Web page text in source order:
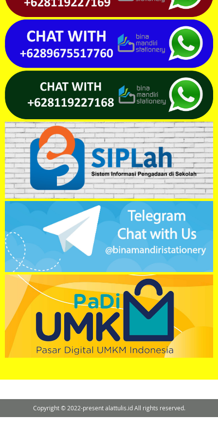
Copyright © 2022-present alattulis.id All rights reserved.